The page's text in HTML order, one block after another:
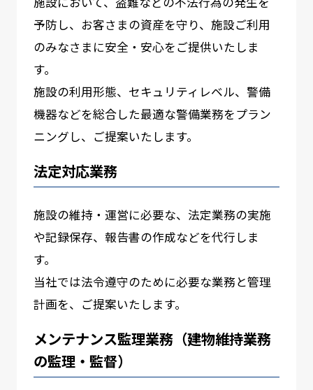
予防し、お客さまの資産を守り、施設ご利用
のみなさまに安全・安心をご提供いたしま
す。
施設の利用形態、セキュリティレベル、警備
機器などを総合した最適な警備業務をプラン
ニングし、ご提案いたします。
法定対応業務
施設の維持・運営に必要な、法定業務の実施
や記録保存、報告書の作成などを代行しま
す。
当社では法令遵守のために必要な業務と管理
計画を、ご提案いたします。
メンテナンス監理業務（建物維持業務
の監理・監督）